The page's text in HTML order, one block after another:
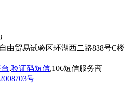
由贸易试验区环湖西二路888号C楼
,验证码短信,106短信服务商
号